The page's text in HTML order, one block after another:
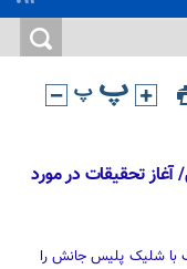
تحقیقات در مورد
با شلیک پلیس جانش را